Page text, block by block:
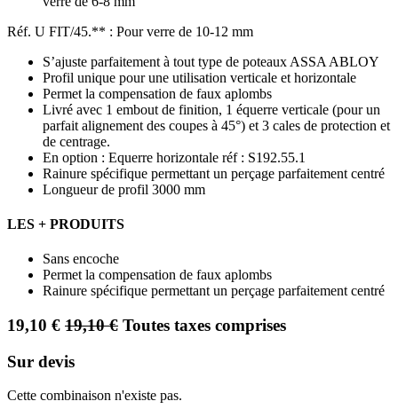
Réf. U FIT/45.** : Pour verre de 10-12 mm
S’ajuste parfaitement à tout type de poteaux ASSA ABLOY
Profil unique pour une utilisation verticale et horizontale
Permet la compensation de faux aplombs
Livré avec 1 embout de finition, 1 équerre verticale (pour un
parfait alignement des coupes à 45°) et 3 cales de protection et
de centrage.
En option : Equerre horizontale réf : S192.55.1
Rainure spécifique permettant un perçage parfaitement centré
Longueur de profil 3000 mm
LES + PRODUITS
Sans encoche
Permet la compensation de faux aplombs
Rainure spécifique permettant un perçage parfaitement centré
19,10 € 19,10€ Toutes taxes comprises
Sur devis
Cette combinaison n'existe pas.